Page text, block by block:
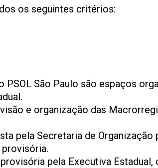
os seguintes critérios:
São Paulo são espaços
e organização das
pela Secretaria de Organização
pela Executiva